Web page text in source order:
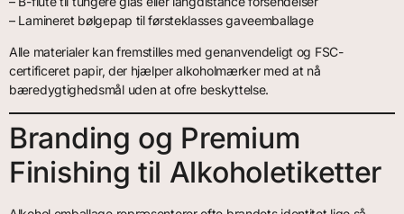
– Lamineret bølgepap til førsteklasses gaveemballage
Alle materialer kan fremstilles med genanvendeligt og FSC-
certificeret papir, der hjælper alkoholmærker med at nå
bæredygtighedsmål uden at ofre beskyttelse.
Branding og Premium
Finishing til Alkoholetiketter